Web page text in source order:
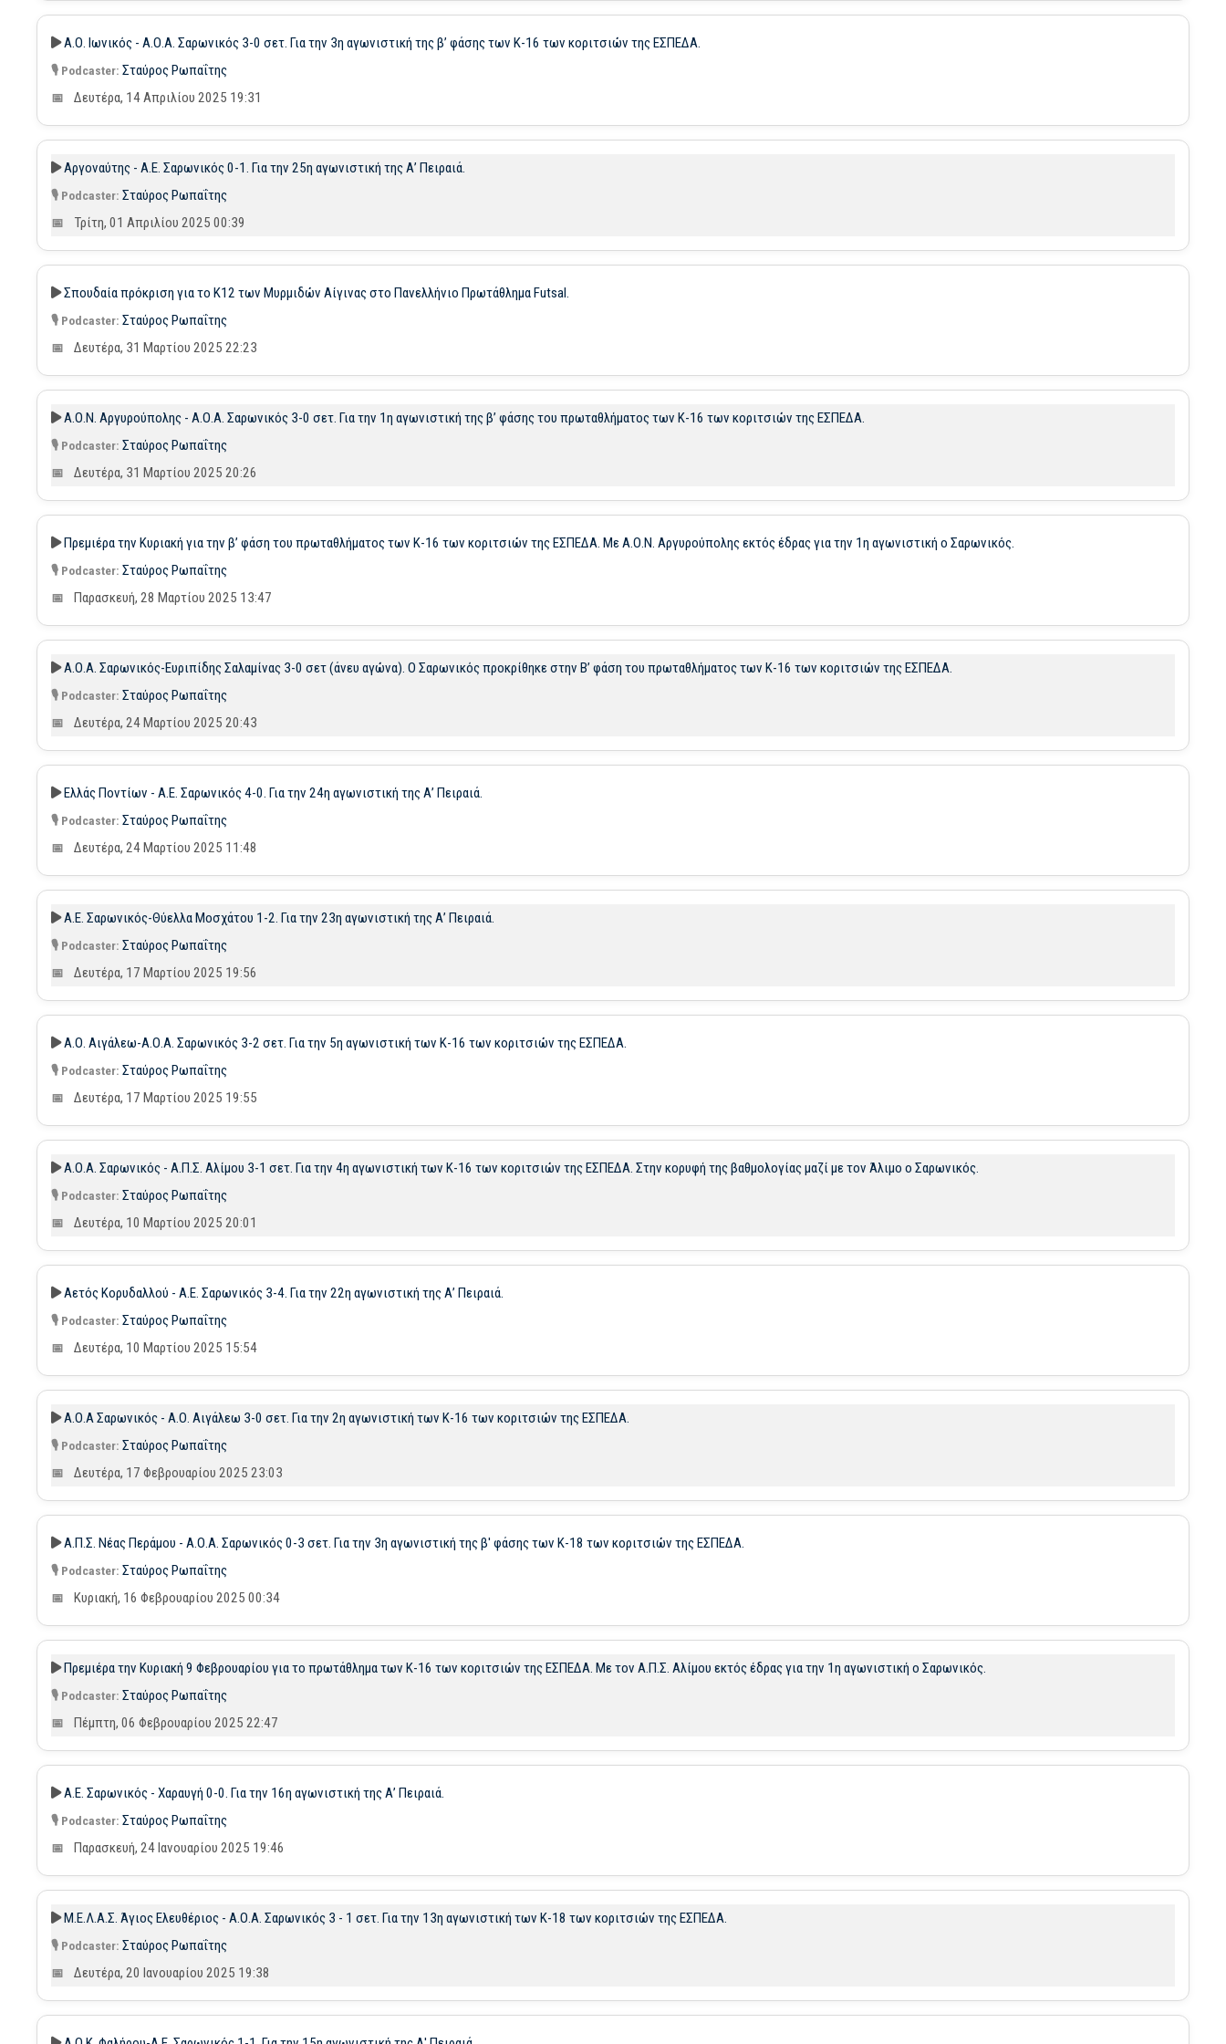
Α.Ο. Ιωνικός - Α.Ο.Α. Σαρωνικός 3-0 σετ. Για την 3η αγωνιστική της β’ φάσης των Κ-16 των κοριτσιών της ΕΣΠΕΔΑ.
Σταύρος Ρωπαΐτης
Δευτέρα, 14 Απριλίου 2025 19:31
Αργοναύτης - Α.Ε. Σαρωνικός 0-1. Για την 25η αγωνιστική της Α’ Πειραιά.
Σταύρος Ρωπαΐτης
Τρίτη, 01 Απριλίου 2025 00:39
Σπουδαία πρόκριση για το K12 των Μυρμιδών Αίγινας στο Πανελλήνιο Πρωτάθλημα Futsal.
Σταύρος Ρωπαΐτης
Δευτέρα, 31 Μαρτίου 2025 22:23
Α.Ο.Ν. Αργυρούπολης - Α.Ο.Α. Σαρωνικός 3-0 σετ. Για την 1η αγωνιστική της β’ φάσης του πρωταθλήματος των Κ-16 των κοριτσιών της ΕΣΠΕΔΑ.
Σταύρος Ρωπαΐτης
Δευτέρα, 31 Μαρτίου 2025 20:26
Πρεμιέρα την Κυριακή για την β’ φάση του πρωταθλήματος των Κ-16 των κοριτσιών της ΕΣΠΕΔΑ. Με Α.Ο.Ν. Αργυρούπολης εκτός έδρας για την 1η αγωνιστική ο Σαρωνικός.
Σταύρος Ρωπαΐτης
Παρασκευή, 28 Μαρτίου 2025 13:47
Α.Ο.Α. Σαρωνικός-Ευριπίδης Σαλαμίνας 3-0 σετ (άνευ αγώνα). Ο Σαρωνικός προκρίθηκε στην Β’ φάση του πρωταθλήματος των Κ-16 των κοριτσιών της ΕΣΠΕΔΑ.
Σταύρος Ρωπαΐτης
Δευτέρα, 24 Μαρτίου 2025 20:43
Ελλάς Ποντίων - Α.Ε. Σαρωνικός 4-0. Για την 24η αγωνιστική της Α’ Πειραιά.
Σταύρος Ρωπαΐτης
Δευτέρα, 24 Μαρτίου 2025 11:48
Α.Ε. Σαρωνικός-Θύελλα Μοσχάτου 1-2. Για την 23η αγωνιστική της Α’ Πειραιά.
Σταύρος Ρωπαΐτης
Δευτέρα, 17 Μαρτίου 2025 19:56
Α.Ο. Αιγάλεω-Α.Ο.Α. Σαρωνικός 3-2 σετ. Για την 5η αγωνιστική των Κ-16 των κοριτσιών της ΕΣΠΕΔΑ.
Σταύρος Ρωπαΐτης
Δευτέρα, 17 Μαρτίου 2025 19:55
Α.Ο.Α. Σαρωνικός - Α.Π.Σ. Αλίμου 3-1 σετ. Για την 4η αγωνιστική των Κ-16 των κοριτσιών της ΕΣΠΕΔΑ. Στην κορυφή της βαθμολογίας μαζί με τον Άλιμο ο Σαρωνικός.
Σταύρος Ρωπαΐτης
Δευτέρα, 10 Μαρτίου 2025 20:01
Αετός Κορυδαλλού - Α.Ε. Σαρωνικός 3-4. Για την 22η αγωνιστική της Α’ Πειραιά.
Σταύρος Ρωπαΐτης
Δευτέρα, 10 Μαρτίου 2025 15:54
Α.Ο.Α Σαρωνικός - Α.Ο. Αιγάλεω 3-0 σετ. Για την 2η αγωνιστική των Κ-16 των κοριτσιών της ΕΣΠΕΔΑ.
Σταύρος Ρωπαΐτης
Δευτέρα, 17 Φεβρουαρίου 2025 23:03
Α.Π.Σ. Νέας Περάμου - Α.Ο.Α. Σαρωνικός 0-3 σετ. Για την 3η αγωνιστική της β' φάσης των Κ-18 των κοριτσιών της ΕΣΠΕΔΑ.
Σταύρος Ρωπαΐτης
Κυριακή, 16 Φεβρουαρίου 2025 00:34
Πρεμιέρα την Κυριακή 9 Φεβρουαρίου για το πρωτάθλημα των Κ-16 των κοριτσιών της ΕΣΠΕΔΑ. Με τον Α.Π.Σ. Αλίμου εκτός έδρας για την 1η αγωνιστική ο Σαρωνικός.
Σταύρος Ρωπαΐτης
Πέμπτη, 06 Φεβρουαρίου 2025 22:47
Α.Ε. Σαρωνικός - Χαραυγή 0-0. Για την 16η αγωνιστική της Α’ Πειραιά.
Σταύρος Ρωπαΐτης
Παρασκευή, 24 Ιανουαρίου 2025 19:46
Μ.Ε.Λ.Α.Σ. Άγιος Ελευθέριος - Α.Ο.Α. Σαρωνικός 3 - 1 σετ. Για την 13η αγωνιστική των Κ-18 των κοριτσιών της ΕΣΠΕΔΑ.
Σταύρος Ρωπαΐτης
Δευτέρα, 20 Ιανουαρίου 2025 19:38